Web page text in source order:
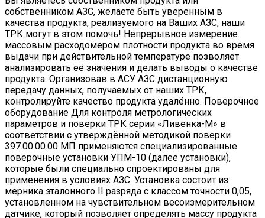
собственником АЗС, желаете быть уверенным в
качества продукта, реализуемого на Ваших АЗС, наши
ТРК могут в этом помочь! Непрерывное измерение
массовым расходомером плотности продукта во время
выдачи при действительной температуре позволяет
анализировать её значения и делать выводы о качестве
продукта. Организовав в АСУ АЗС дистанционную
передачу данных, получаемых от наших ТРК,
контролируйте качество продукта удалённо. Поверочное
оборудование Для контроля метрологических
параметров и поверки ТРК серии «Ливенка-М» в
соответствии с утверждённой методикой поверки
397.00.00.00 МП применяются специализированные
поверочные установки УПМ-10 (далее установки),
которые были специально спроектированы для
применения в условиях АЗС. Установка состоит из
мерника эталонного II разряда с классом точности 0,05,
установленном на чувствительном весоизмерительном
датчике, который позволяет определять массу продукта